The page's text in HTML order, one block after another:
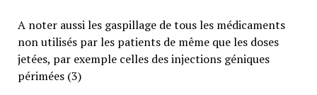
A noter aussi les gaspillage de tous les médicaments
non utilisés par les patients de même que les doses
jetées, par exemple celles des injections géniques
périmées (3)